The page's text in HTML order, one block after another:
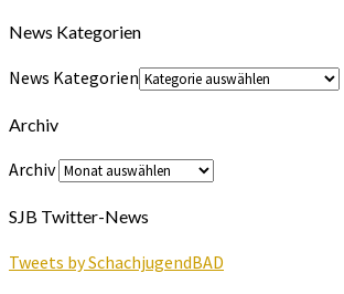
News Kategorien
News Kategorien
Archiv
Archiv
SJB Twitter-News
Tweets by SchachjugendBAD